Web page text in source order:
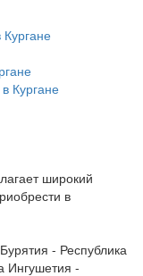
Кургане
широкий
в
- Республика
Ингушетия -